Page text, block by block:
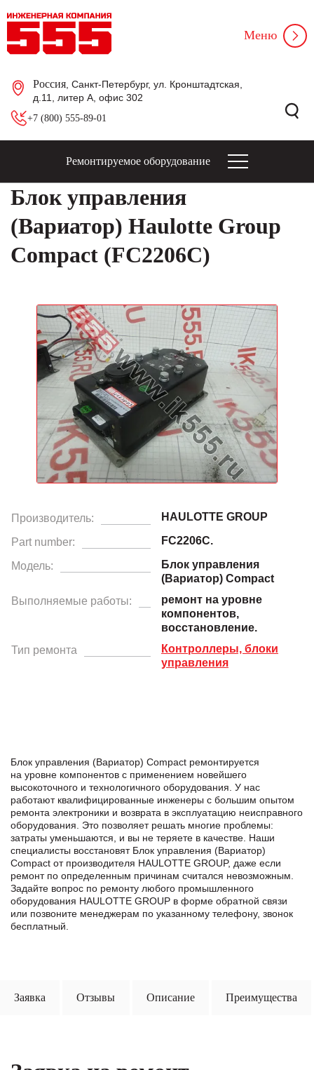
Россия , Санкт-Петербург, ул. Кронштадтская,
д.11, литер А, офис 302
+7 (800) 555-89-01
Меню
Ремонтируемое оборудование
Блок управления
(Вариатор) Haulotte Group
Compact (FC2206C)
Производитель: HAULOTTE GROUP
Part number: FC2206C.
Модель:
Блок управления
(Вариатор) Compact
Выполняемые работы:
ремонт на уровне
компонентов,
восстановление.
Тип ремонта
Контроллеры, блоки
управления
Блок управления (Вариатор) Compact ремонтируется
на уровне компонентов с применением новейшего
высокоточного и технологичного оборудования. У нас
работают квалифицированные инженеры с большим опытом
ремонта электроники и возврата в эксплуатацию неисправного
оборудования. Это позволяет решать многие проблемы:
затраты уменьшаются, и вы не теряете в качестве. Наши
специалисты восстановят Блок управления (Вариатор)
Compact от производителя HAULOTTE GROUP, даже если
ремонт по определенным причинам считался невозможным.
Задайте вопрос по ремонту любого промышленного
оборудования HAULOTTE GROUP в формe обратной связи
или позвоните менеджерам по указанному телефону, звонок
бесплатный.
Заявка Отзывы Описание Преимущества